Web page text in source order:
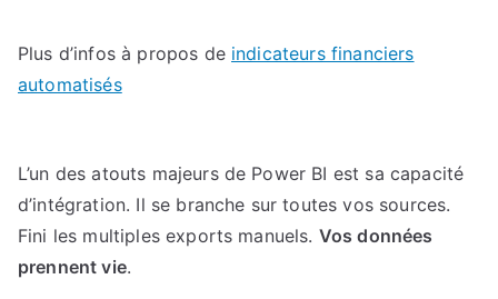
Plus d’infos à propos de indicateurs financiers
automatisés
L’un des atouts majeurs de Power BI est sa capacité
d’intégration. Il se branche sur toutes vos sources.
Fini les multiples exports manuels. Vos données
prennent vie.